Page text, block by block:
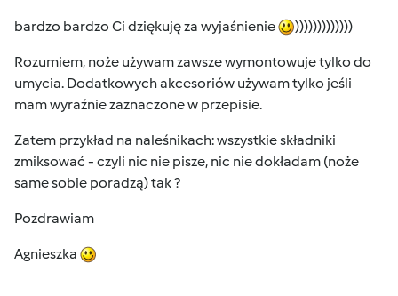
bardzo bardzo Ci dziękuję za wyjaśnienie )))))))))))))
Rozumiem, noże używam zawsze wymontowuje tylko do
umycia. Dodatkowych akcesoriów używam tylko jeśli
mam wyraźnie zaznaczone w przepisie.
Zatem przykład na naleśnikach: wszystkie składniki
zmiksować - czyli nic nie pisze, nic nie dokładam (noże
same sobie poradzą) tak ?
Pozdrawiam
Agnieszka